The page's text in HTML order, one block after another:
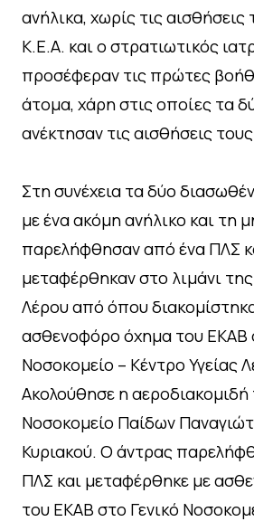
ανήλικα, χωρίς τις
Κ.Ε.Α. και ο στρατιωτικός
προσέφεραν τις πρώτες
άτομα, χάρη στις οποίες τα
ανέκτησαν τις αισθήσεις
Στη συνέχεια τα δύο
με ένα ακόμη ανήλικο και τη
παρελήφθησαν από ένα ΠΛΣ
μεταφέρθηκαν στο λιμάνι
Λέρου από όπου
ασθενοφόρο όχημα του ΕΚΑΒ
Νοσοκομείο – Κέντρο Υγείας
Ακολούθησε η αεροδιακομιδή
Νοσοκομείο Παίδων
Κυριακού. Ο άντρας
ΠΛΣ και μεταφέρθηκε με
του ΕΚΑΒ στο Γενικό